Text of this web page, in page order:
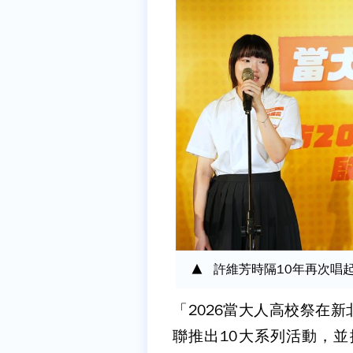
許維芳時隔10年再次唱
「2026當大人高校祭在
聯推出10大系列活動，